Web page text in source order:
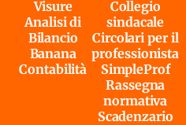
Visure
Analisi di
Bilancio
Banana
Contabilità
Collegio
sindacale
Circolari per il
professionista
SimpleProf
Rassegna
normativa
Scadenzario